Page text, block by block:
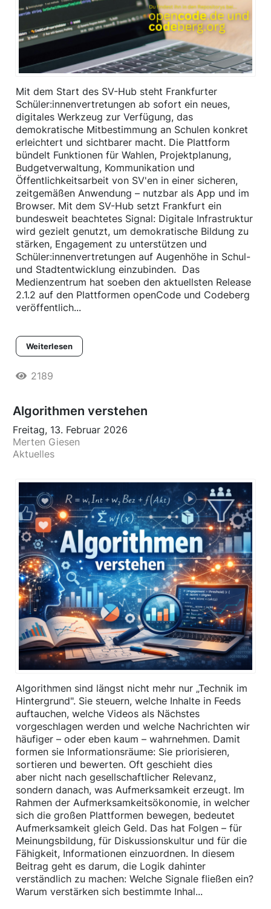
Mit dem Start des SV-Hub steht Frankfurter
Schüler:innenvertretungen ab sofort ein neues,
digitales Werkzeug zur Verfügung, das
demokratische Mitbestimmung an Schulen konkret
erleichtert und sichtbarer macht. Die Plattform
bündelt Funktionen für Wahlen, Projektplanung,
Budgetverwaltung, Kommunikation und
Öffentlichkeitsarbeit von SV'en in einer sicheren,
zeitgemäßen Anwendung – nutzbar als App und im
Browser. Mit dem SV-Hub setzt Frankfurt ein
bundesweit beachtetes Signal: Digitale Infrastruktur
wird gezielt genutzt, um demokratische Bildung zu
stärken, Engagement zu unterstützen und
Schüler:innenvertretungen auf Augenhöhe in Schul-
und Stadtentwicklung einzubinden. Das
Medienzentrum hat soeben den aktuellsten Release
2.1.2 auf den Plattformen openCode und Codeberg
veröffentlich...
Weiterlesen
2189
Algorithmen verstehen
Freitag, 13. Februar 2026
Merten Giesen
Aktuelles
Algorithmen sind längst nicht mehr nur „Technik im
Hintergrund". Sie steuern, welche Inhalte in Feeds
auftauchen, welche Videos als Nächstes
vorgeschlagen werden und welche Nachrichten wir
häufiger – oder eben kaum – wahrnehmen. Damit
formen sie Informationsräume: Sie priorisieren,
sortieren und bewerten. Oft geschieht dies
aber nicht nach gesellschaftlicher Relevanz,
sondern danach, was Aufmerksamkeit erzeugt. Im
Rahmen der Aufmerksamkeitsökonomie, in welcher
sich die großen Plattformen bewegen, bedeutet
Aufmerksamkeit gleich Geld. Das hat Folgen – für
Meinungsbildung, für Diskussionskultur und für die
Fähigkeit, Informationen einzuordnen. In diesem
Beitrag geht es darum, die Logik dahinter
verständlich zu machen: Welche Signale fließen ein?
Warum verstärken sich bestimmte Inhal...